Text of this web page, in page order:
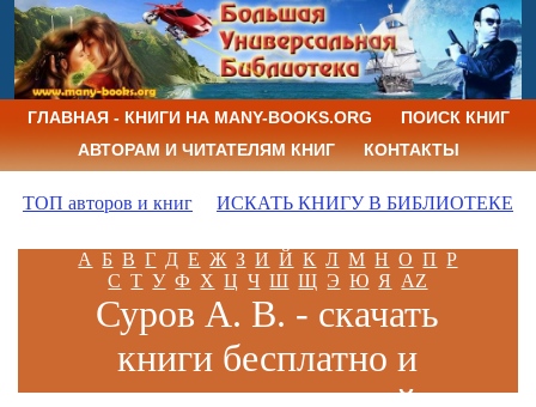
ГЛАВНАЯ - КНИГИ НА MANY-BOOKS.ORG
ПОИСК КНИГ
АВТОРАМ И ЧИТАТЕЛЯМ КНИГ
КОНТАКТЫ
ТОП авторов и книг ИСКАТЬ КНИГУ В БИБЛИОТЕКЕ
А Б В Г Д Е Ж З И Й К Л М Н О П Р
С Т У Ф Х Ц Ч Ш Щ Э Ю Я AZ
Суров А. В. - скачать
книги бесплатно и